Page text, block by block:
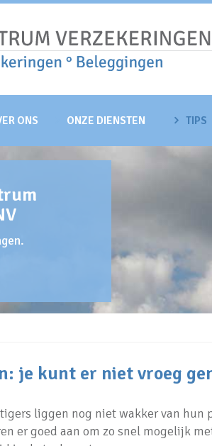
ONS ONZE DIENSTEN TIPS
je kunt er niet vroeg
liggen nog niet wakker van hun
er goed aan om zo snel mogelijk